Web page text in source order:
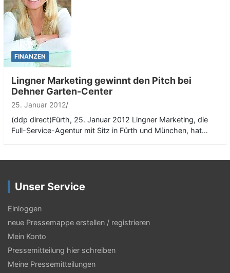
FINANZEN
Lingner Marketing gewinnt den Pitch bei
Dehner Garten-Center
25. Januar 2012
(ddp direct)Fürth, 25. Januar 2012 Lingner Marketing, die
Full-Service-Agentur mit Sitz in Fürth und München, hat…
Unser Service
Einloggen
neue Pressemappe erstellen / registrieren
Mein Konto
Pressemitteilung hier schreiben
Meine Pressemitteilungen